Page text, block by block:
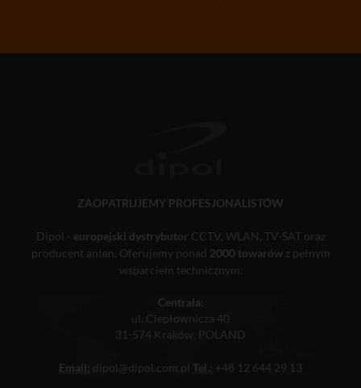
ZAOPATRUJEMY PROFESJONALISTÓW
Dipol - europejski dystrybutor CCTV, WLAN, TV-SAT oraz
producent anten. Oferujemy ponad 2000 towarówz pełnym
wsparciem technicznym.
Centrala:
ul. Ciepłownicza 40
31-574 Kraków, POLAND
Email: dipol@dipol.com.pl Tel.: +48 12 644 29 13